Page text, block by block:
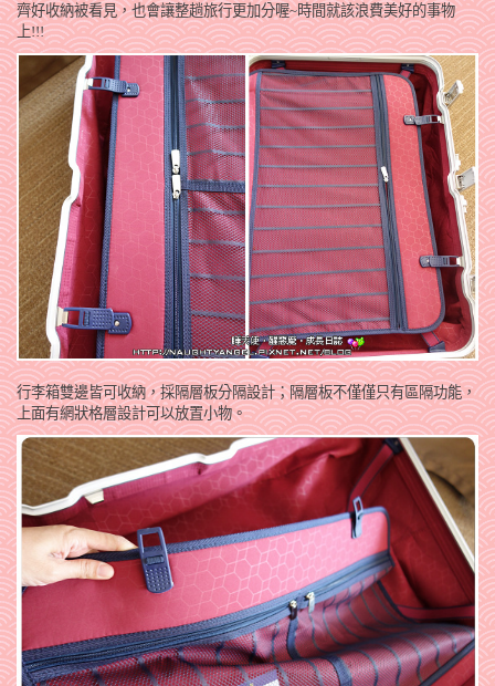
齊好收納被看見，也會讓整趟旅行更加分喔~時間就該浪費美好的事物
上!!!
行李箱雙邊皆可收納，採隔層板分隔設計；隔層板不僅僅只有區隔功能，
上面有網狀格層設計可以放置小物。